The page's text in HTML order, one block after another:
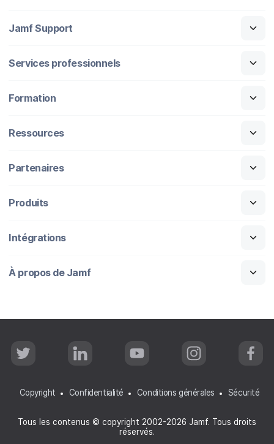
Jamf Support
Services professionnels
Formation
Ressources
Partenaires
Produits
Intégrations
À propos de Jamf
Tous les contenus © copyright 2002-2026 Jamf. Tous droits
réservés.
Copyright Confidentialité Conditions générales Sécurité
T
w
t
e
L
i
e
d
n
Y
o
u
b
I
n
a
g
a
m
F
a
b
o
k